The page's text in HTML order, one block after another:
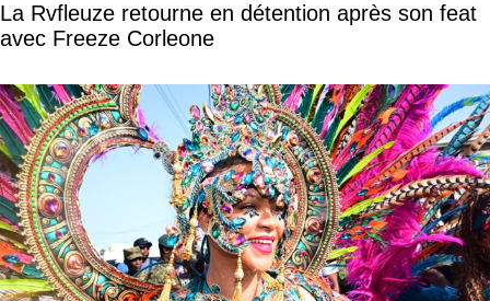
La Rvfleuze retourne en détention après son feat
avec Freeze Corleone